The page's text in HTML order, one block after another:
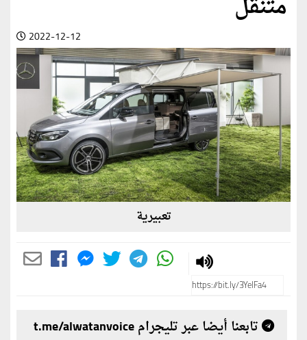
متنقل
2022-12-12
تعبيرية
تابعنا أيضا عبر تليجرام t.me/alwatanvoice